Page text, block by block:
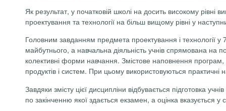
Як результат, у початковій школі на досить високому рівні
проектування та технології на більш вищому рівні у
Головним завданням предмета проектування і технології у
майбутнього, а навчальна діяльність учнів спрямована на
колективні форми навчання. Змістове наповнення
продуктів і систем. При цьому використовуються
Завдяки змісту цієї дисципліни відбувається підготовка
по закінченню якої здається екзамен, а оцінка вказується у